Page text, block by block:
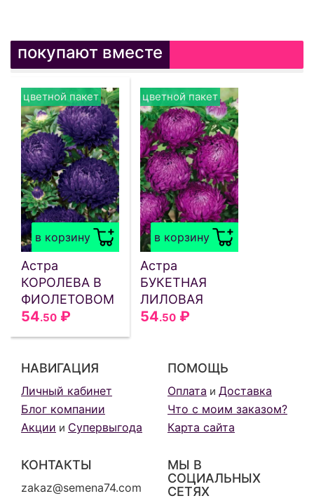
покупают вместе
в корзину
цветной пакет
Астра
КОРОЛЕВА В
ФИОЛЕТОВОМ
54.50 ₽
в корзину
цветной пакет
Астра
БУКЕТНАЯ
ЛИЛОВАЯ
54.50 ₽
НАВИГАЦИЯ
Личный кабинет
Блог компании
Акции и Супервыгода
ПОМОЩЬ
Оплата и Доставка
Что с моим заказом?
Карта сайта
КОНТАКТЫ
zakaz@semena74.com
МЫ В
СОЦИАЛЬНЫХ
СЕТЯХ